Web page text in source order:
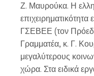
Ζ. Μαυρούκα. Η
ΓΣΕΒΕΕ (τον
Γραμματέα, κ. Γ.
μεγαλύτερους
χώρα. Στα ειδικά